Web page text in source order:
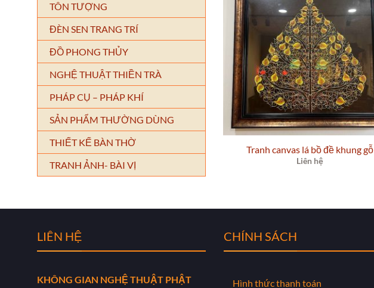
TÔN TƯỢNG
ĐÈN SEN TRANG TRÍ
ĐỒ PHONG THỦY
NGHỆ THUẬT THIỀN TRÀ
PHÁP CỤ – PHÁP KHÍ
SẢN PHẨM THƯỜNG DÙNG
THIẾT KẾ BÀN THỜ
TRANH ẢNH- BÀI VỊ
Tranh canvas lá bồ đề khung gỗ
Liên hệ
LIÊN HỆ
KHÔNG GIAN NGHỆ THUẬT PHẬT
CHÍNH SÁCH
Hình thức thanh toán